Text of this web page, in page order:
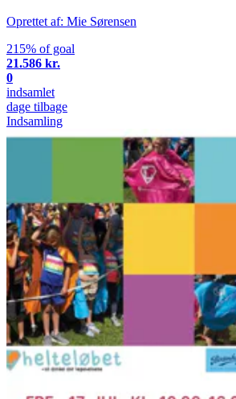
Oprettet af: Mie Sørensen
215% of goal
21.586 kr.
0
indsamlet
dage tilbage
Indsamling